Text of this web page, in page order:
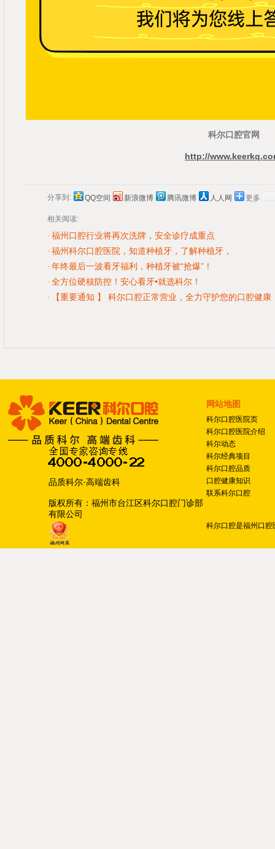
科尔口腔官网
http://
分享到: QQ空间 新浪微博 腾讯微博 人人网 更多
相关阅读:
· 福州口腔行业将再次洗牌，安全诊疗成重点
· 福州科尔口腔医院，知道种植牙，了解种植牙，
· 年终最后一波看牙福利，种植牙被“抢爆”！
· 全方位硬核防控！安心看牙•就选科尔！
· 【重要通知 】 科尔口腔正常营业，全力守护您的口腔健康
品质科尔·高端齿科
版权所有：福州市台江区科尔口腔门诊部
有限公司
网站地图
科尔口腔医院页
科尔口腔医院介绍
科尔动态
科尔经典项目
科尔口腔品质
口腔健康知识
联系科尔口腔
科尔口腔是福州口腔